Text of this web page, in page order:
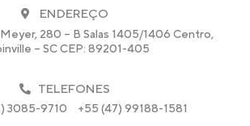
ENDEREÇO
280 – B Salas 1405/1406 Centro,
– SC CEP: 89201-405
TELEFONES
3085-9710 +55 (47) 99188-1581